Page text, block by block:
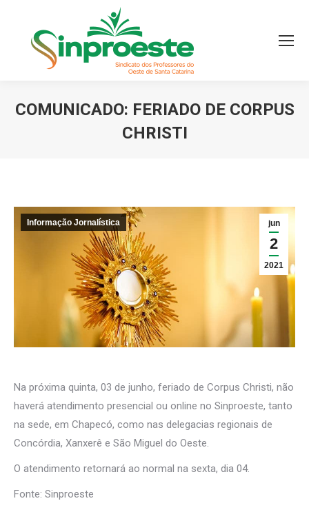
COMUNICADO: FERIADO DE CORPUS
CHRISTI
jun
2
2021
Informação Jornalística
Na próxima quinta, 03 de junho, feriado de Corpus Christi, não
haverá atendimento presencial ou online no Sinproeste, tanto
na sede, em Chapecó, como nas delegacias regionais de
Concórdia, Xanxerê e São Miguel do Oeste.
O atendimento retornará ao normal na sexta, dia 04.
Fonte: Sinproeste